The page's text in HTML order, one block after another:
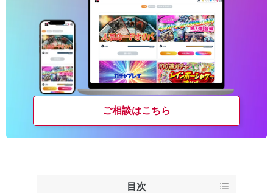
ご相談はこちら
目次